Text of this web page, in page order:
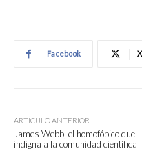
Facebook X
ARTÍCULO ANTERIOR
James Webb, el homofóbico que
indigna a la comunidad científica